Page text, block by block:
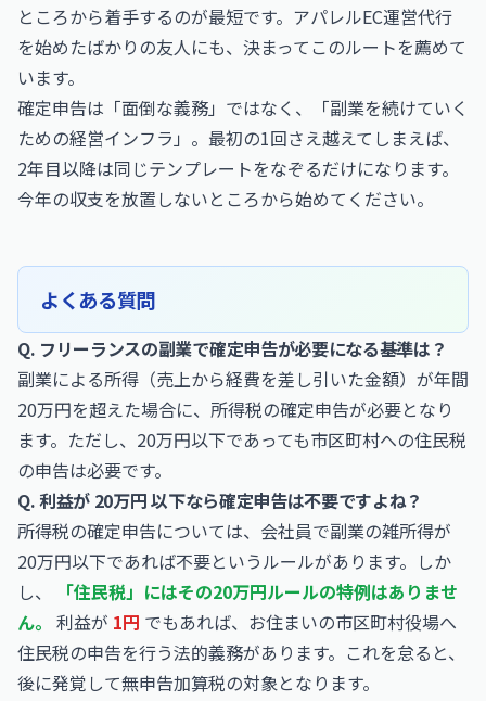
ところから着手するのが最短です。アパレルEC運営代行
を始めたばかりの友人にも、決まってこのルートを薦めて
います。
確定申告は「面倒な義務」ではなく、「副業を続けていく
ための経営インフラ」。最初の1回さえ越えてしまえば、
2年目以降は同じテンプレートをなぞるだけになります。
今年の収支を放置しないところから始めてください。
よくある質問
Q. フリーランスの副業で確定申告が必要になる基準は？
副業による所得（売上から経費を差し引いた金額）が年間
20万円を超えた場合に、所得税の確定申告が必要となり
ます。ただし、20万円以下であっても市区町村への住民税
の申告は必要です。
Q. 利益が 20万円 以下なら確定申告は不要ですよね？
所得税の確定申告については、会社員で副業の雑所得が
20万円以下であれば不要というルールがあります。しか
し、
「住民税」にはその20万円ルールの特例はありませ
ん。 利益が 1円 でもあれば、お住まいの市区町村役場へ
住民税の申告を行う法的義務があります。これを怠ると、
後に発覚して無申告加算税の対象となります。